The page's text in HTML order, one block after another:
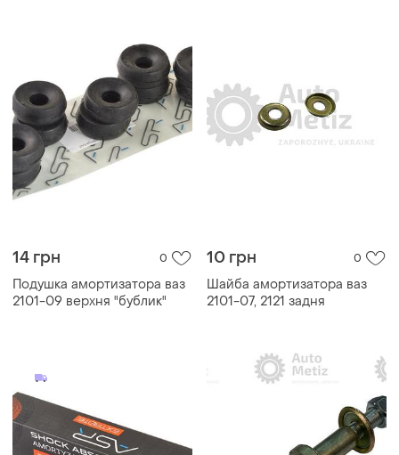
14 грн 0
Подушка амортизатора ваз
2101-09 верхня "бублик"
10 грн 0
Шайба амортизатора ваз
2101-07, 2121 задня